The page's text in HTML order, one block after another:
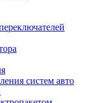
систем авто